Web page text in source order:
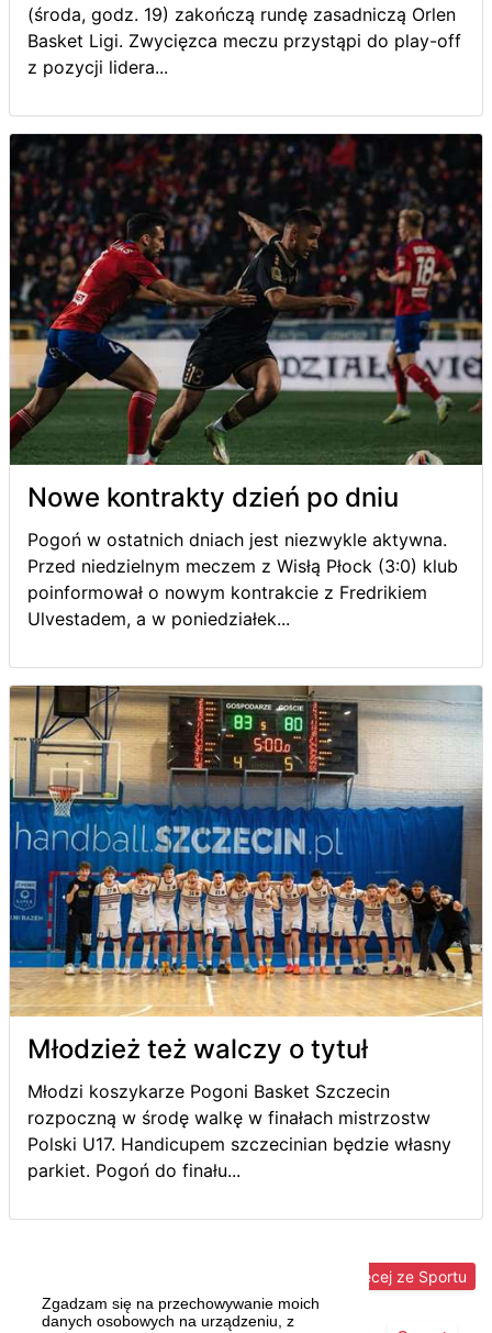
Zgadzam się na przechowywanie moich
danych osobowych na urządzeniu, z
(środa, godz. 19) zakończą rundę zasadniczą Orlen
Basket Ligi. Zwycięzca meczu przystąpi do play-off
z pozycji lidera...
Nowe kontrakty dzień po dniu
Pogoń w ostatnich dniach jest niezwykle aktywna.
Przed niedzielnym meczem z Wisłą Płock (3:0) klub
poinformował o nowym kontrakcie z Fredrikiem
Ulvestadem, a w poniedziałek...
Młodzież też walczy o tytuł
Młodzi koszykarze Pogoni Basket Szczecin
rozpoczną w środę walkę w finałach mistrzostw
Polski U17. Handicupem szczecinian będzie własny
parkiet. Pogoń do finału...
Więcej ze Sportu